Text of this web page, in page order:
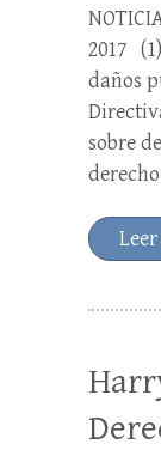
2017
daños
sobre